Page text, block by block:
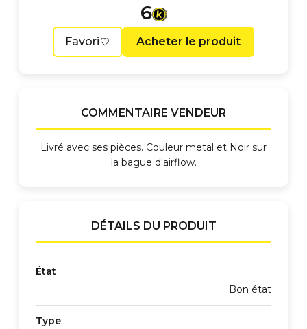
6
Favori Acheter le produit
COMMENTAIRE VENDEUR
Livré avec ses pièces. Couleur metal et Noir sur
la bague d'airflow.
DÉTAILS DU PRODUIT
État
Bon état
Type